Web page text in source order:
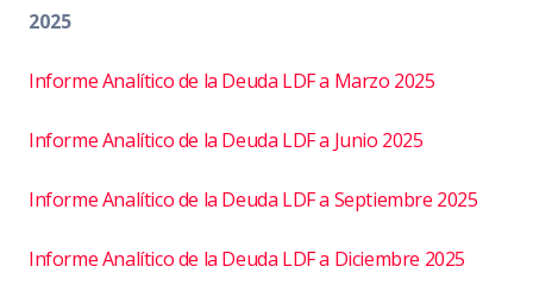
2025
Informe Analítico de la Deuda LDF a Marzo 2025
Informe Analítico de la Deuda LDF a Junio 2025
Informe Analítico de la Deuda LDF a Septiembre 2025
Informe Analítico de la Deuda LDF a Diciembre 2025